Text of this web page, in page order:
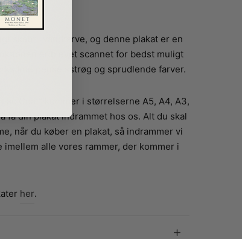
skabt i vandfarve, og denne plakat er en
er blevet scannet for bedst muligt
fine penselsstrøg og sprudlende farver.
Coat” kommer i størrelserne A5, A4, A3,
få din plakat indrammet hos os. Alt du skal
når du køber en plakat, så indrammer vi
alle vores rammer, der kommer i
her.